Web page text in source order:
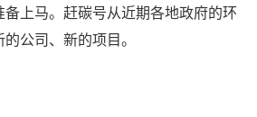
上马。赶碳号从近期各地政府的环
公司、新的项目。